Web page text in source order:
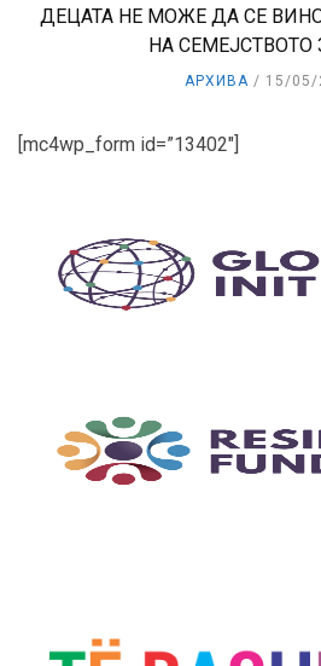
ДЕЦАТА НЕ МОЖЕ ДА СЕ
НА СЕМЕЈСТВОТО
АРХИВА 15/05/
[mc4wp_form id=”13402″]